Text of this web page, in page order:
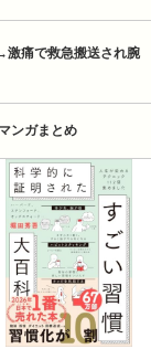
激痛で救急搬送され腕
ンガまとめ